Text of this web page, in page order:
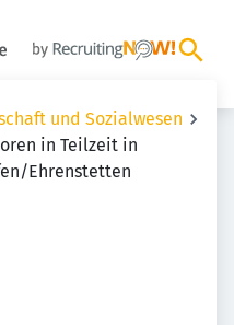
und Sozialwesen
in Teilzeit in
Ehrenstetten